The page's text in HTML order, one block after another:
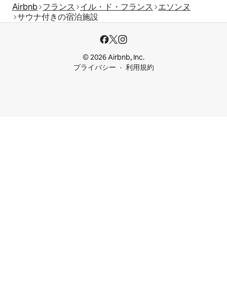
Airbnb フランス イル・ド・フランス
エソンヌ
サウナ付きの宿泊施設
© 2026 Airbnb, Inc.
プライバシー
利用規約